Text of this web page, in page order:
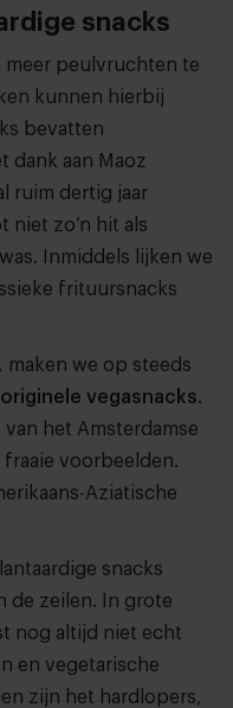
snacks
meer peulvruchten te
kunnen hierbij
bevatten
dank aan Maoz
ruim dertig jaar
niet zo’n hit als
Inmiddels lijken we
frituursnacks
maken we op steeds
originele vegasnacks.
het Amsterdamse
voorbeelden.
Aziatische
snacks
de zeilen. In grote
nog altijd niet echt
en vegetarische
zijn het hardlopers,